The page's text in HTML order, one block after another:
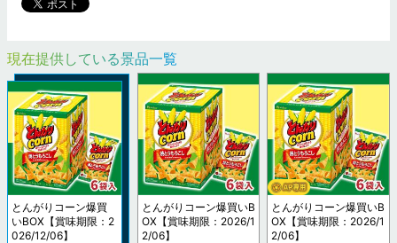
現在提供している景品一覧
とんがりコーン爆買
いBOX【賞味期限：2
026/12/06】
とんがりコーン爆買いB
OX【賞味期限：2026/1
2/06】
とんがりコーン爆買いB
OX【賞味期限：2026/1
2/06】